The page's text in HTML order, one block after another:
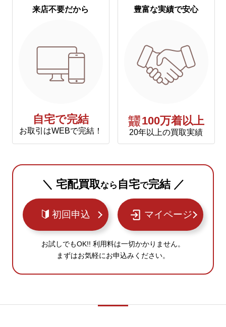
来店不要だから
自宅で完結
お取引はWEBで完結！
豊富な実績で安心
年間
買取 100万着以上
20年以上の買取実績
＼ 宅配買取なら 自宅で完結 ／
初回申込 マイページ
お試しでもOK!! 利用料は一切かかりません。
まずはお気軽にお申込みください。